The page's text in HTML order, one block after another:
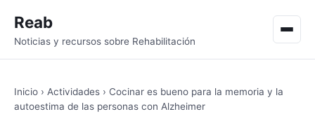
Reab
Noticias y recursos sobre Rehabilitación
Inicio › Actividades › Cocinar es bueno para la memoria y la
autoestima de las personas con Alzheimer